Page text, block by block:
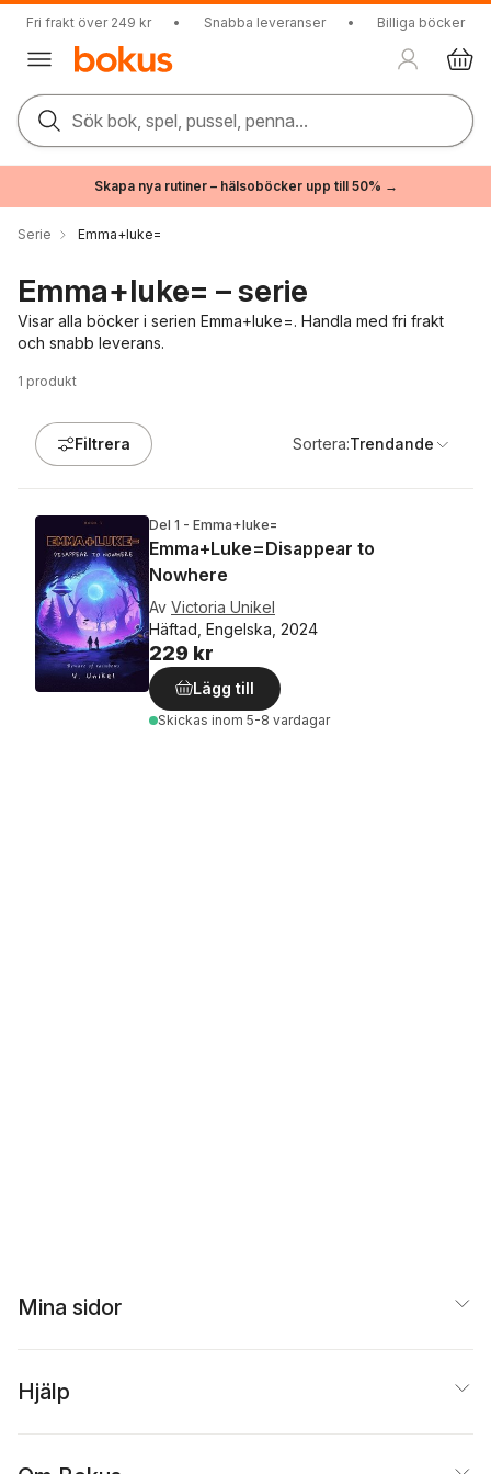
Fri frakt över 249 kr • Snabba leveranser • Billiga böcker
Sök bok, spel, pussel, penna...
Skapa nya rutiner – hälsoböcker upp till 50% →
Serie Emma+luke=
Emma+luke= – serie
Visar alla böcker i serien Emma+luke=. Handla med fri frakt
och snabb leverans.
1 produkt
Filtrera Sortera:Trendande
Del 1 - Emma+luke=
Emma+Luke=Disappear to
Nowhere
Av Victoria Unikel
Häftad, Engelska, 2024
229 kr
Lägg till
Skickas inom 5-8 vardagar
Mina sidor
Hjälp